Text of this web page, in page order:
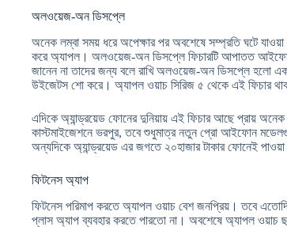
অলওয়েজ-অন ডিসপ্লে
অনেক লম্বা সময় ধরে অপেক্ষার পর অবশেষে সম্প্রতি ঘটে
করে অ্যাপল। অলওয়েজ-অন ডিসপ্লে ফিচারটি আপাতত
জানেন না তাদের জন্য বলে রাখি অলওয়েজ-অন ডিসপ্লে হলো
উইজেটস শো করে। অ্যাপল ওয়াচ সিরিজ ৫ থেকে এই ফিচার
এদিকে অ্যান্ড্রয়েড ফোনের দুনিয়ায় এই ফিচার আছে প্রায়
কাস্টমাইজেশনে ভরপুর, তবে শুধুমাত্র নতুন প্রো আইফোন
অন্যদিকে অ্যান্ড্রয়েড এর জগতে ২০হাজার টাকার ফোনেই
ফিটনেস অ্যাপ
ফিটনেস পরিমাপ করতে অ্যাপল ওয়াচ বেশ জনপ্রিয়। তবে
প্লাস অ্যাপ ব্যবহার করতে পারতো না। অবশেষে অ্যাপল ওয়াচ